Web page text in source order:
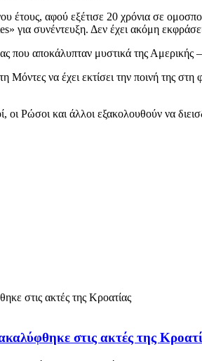
έτους, αφού εξέτισε 20 χρόνια σε
για συνέντευξη. Δεν έχει ακόμη
να έχει εκτίσει την ποινή της
οι Ρώσοι και άλλοι εξακολουθούν να
στις ακτές της